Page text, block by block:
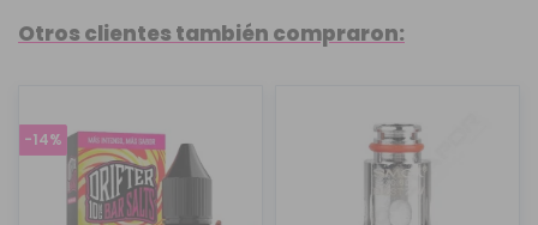
Otros clientes también compraron:
-14%